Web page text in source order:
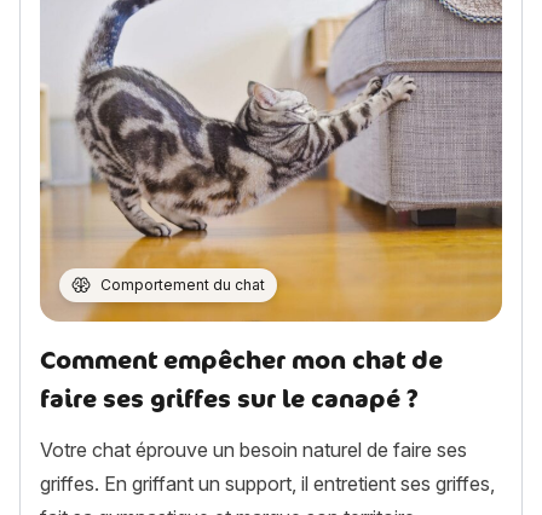
Comportement du chat
Comment empêcher mon chat de
faire ses griffes sur le canapé ?
Votre chat éprouve un besoin naturel de faire ses
griffes. En griffant un support, il entretient ses griffes,